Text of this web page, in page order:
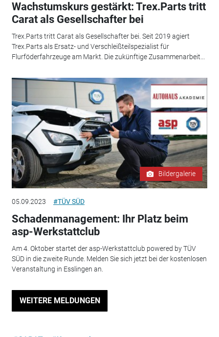
Wachstumskurs gestärkt: Trex.Parts tritt
Carat als Gesellschafter bei
Trex.Parts tritt Carat als Gesellschafter bei. Seit 2019 agiert
Trex.Parts als Ersatz- und Verschleißteilspezialist für
Flurföderfahrzeuge am Markt. Die zukünftige Zusammenarbeit...
Bildergalerie
05.09.2023 #TÜV SÜD
Schadenmanagement: Ihr Platz beim
asp-Werkstattclub
Am 4. Oktober startet der asp-Werkstattclub powered by TÜV
SÜD in die zweite Runde. Melden Sie sich jetzt bei der kostenlosen
Veranstaltung in Esslingen an.
WEITERE MELDUNGEN